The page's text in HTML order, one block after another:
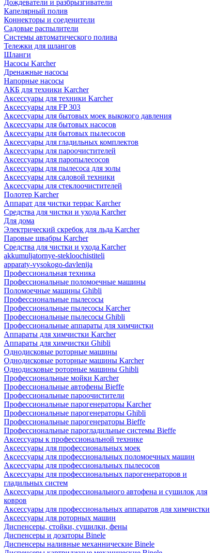
Дождеватели и разбрызгиватели
Капелярный полив
Коннекторы и соеденители
Садовые распылители
Системы автоматического полива
Тележки для шлангов
Шланги
Насосы Karcher
Дренажные насосы
Напорные насосы
АКБ для техники Karcher
Аксессуары для техники Karcher
Аксессуары для FP 303
Аксессуары для бытовых моек выкокого давления
Аксессуары для бытовых насосов
Аксессуары для бытовых пылесосов
Аксессуары для гладильных комплектов
Аксессуары для пароочистителей
Аксессуары для паропылесосов
Аксессуары для пылесоса для золы
Аксессуары для садовой техники
Аксессуары для стеклоочистителей
Полотер Karcher
Аппарат для чистки террас Karcher
Средства для чистки и ухода Karcher
Для дома
Электрический скребок для льда Karcher
Паровые швабры Karcher
Средства для чистки и ухода Karcher
akkumuljatornye-stekloochistiteli
apparaty-vysokogo-davlenija
Профессиональная техника
Профессиональные поломоечные машины
Поломоечные машины Ghibli
Профессиональные пылесосы
Профессиональные пылесосы Karcher
Профессиональные пылесосы Ghibli
Профессиональные аппараты для химчистки
Аппараты для химчистки Karcher
Аппараты для химчистки Ghibli
Однодисковые роторные машины
Однодисковые роторные машины Karcher
Однодисковые роторные машины Ghibli
Профессиональные мойки Karcher
Профессиональные автофены Bieffe
Профессиональные пароочистители
Профессиональные парогенераторы Karcher
Профессиональные парогенераторы Ghibli
Профессиональные парогенераторы Bieffe
Профессиональные парогладильные системы Bieffe
Аксессуары к профессиональной технике
Аксессуары для профессиональных моек
Аксессуары для профессиональных поломоечных машин
Аксессуары для профессиональных пылесосов
Аксессуары для профессиональных парогенераторов и
гладильных систем
Аксессуары для профессионального автофена и сушилок для
ковров
Аксессуары для профессиональных аппаратов для химчистки
Аксессуары для роторных машин
Диспенсеры, стойки, сушилки, фены
Диспенсеры и дозаторы Binele
Диспенсеры наливные механнические Binele